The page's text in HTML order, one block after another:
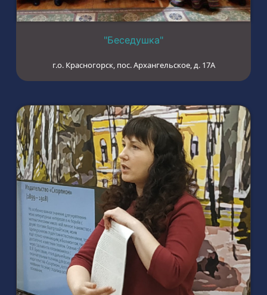
"Беседушка"
г.о. Красногорск, пос. Архангельское, д. 17А